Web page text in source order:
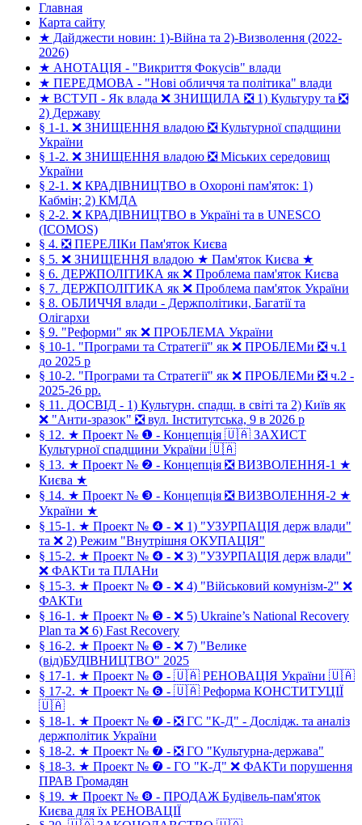
Главная
Карта сайту
★ Дайджести новин: 1)-Війна та 2)-Визволення (2022-
2026)
★ АНОТАЦІЯ - "Викриття Фокусів" влади
★ ПЕРЕДМОВА - "Нові обличчя та політика" влади
★ ВСТУП - Як влада ❌ ЗНИЩИЛА ❎ 1) Культуру та ❎
2) Державу
§ 1-1. ❌ ЗНИЩЕННЯ владою ❎ Культурної спадщини
України
§ 1-2. ❌ ЗНИЩЕННЯ владою ❎ Міських середовищ
України
§ 2-1. ❌ КРАДІВНИЦТВО в Охороні пам'яток: 1)
Кабмін; 2) КМДА
§ 2-2. ❌ КРАДІВНИЦТВО в Україні та в UNESCO
(ICOMOS)
§ 4. ❎ ПЕРЕЛІКи Пам'яток Києва
§ 5. ❌ ЗНИЩЕННЯ владою ★ Пам'яток Києва ★
§ 6. ДЕРЖПОЛІТИКА як ❌ Проблема пам'яток Києва
§ 7. ДЕРЖПОЛІТИКА як ❌ Проблема пам'яток України
§ 8. ОБЛИЧЧЯ влади - Держполітики, Багатії та
Олігархи
§ 9. "Реформи" як ❌ ПРОБЛЕМА України
§ 10-1. "Програми та Стратегії" як ❌ ПРОБЛЕМи ❎ ч.1
до 2025 р
§ 10-2. "Програми та Стратегії" як ❌ ПРОБЛЕМи ❎ ч.2 -
2025-26 рр.
§ 11. ДОСВІД - 1) Культурн. спадщ. в світі та 2) Київ як
❌ "Анти-зразок" ❎ вул. Інститутська, 9 в 2026 р
§ 12. ★ Проект № ❶ - Концепція 🇺🇦 ЗАХИСТ
Культурної спадщини України 🇺🇦
§ 13. ★ Проект № ❷ - Концепція ❎ ВИЗВОЛЕННЯ-1 ★
Києва ★
§ 14. ★ Проект № ❸ - Концепція ❎ ВИЗВОЛЕННЯ-2 ★
України ★
§ 15-1. ★ Проект № ❹ - ❌ 1) "УЗУРПАЦІЯ держ влади"
та ❌ 2) Режим "Внутрішня ОКУПАЦІЯ"
§ 15-2. ★ Проект № ❹ - ❌ 3) "УЗУРПАЦІЯ держ влади"
❌ ФАКТи та ПЛАНи
§ 15-3. ★ Проект № ❹ - ❌ 4) "Військовий комунізм-2" ❌
ФАКТи
§ 16-1. ★ Проект № ❺ - ❌ 5) Ukraine’s National Recovery
Plan та ❌ 6) Fast Recovery
§ 16-2. ★ Проект № ❺ - ❌ 7) "Велике
(від)БУДІВНИЦТВО" 2025
§ 17-1. ★ Проект № ❻ - 🇺🇦 РЕНОВАЦІЯ України 🇺🇦
§ 17-2. ★ Проект № ❻ - 🇺🇦 Реформа КОНСТИТУЦІЇ
🇺🇦
§ 18-1. ★ Проект № ❼ - ❎ ГС "К-Д" - Дослідж. та аналіз
держполітик України
§ 18-2. ★ Проект № ❼ - ❎ ГО "Культурна-держава"
§ 18-3. ★ Проект № ❼ - ГО "К-Д" ❌ ФАКТи порушення
ПРАВ Громадян
§ 19. ★ Проект № ❽ - ПРОДАЖ Будівель-пам'яток
Києва для їх РЕНОВАЦІЇ